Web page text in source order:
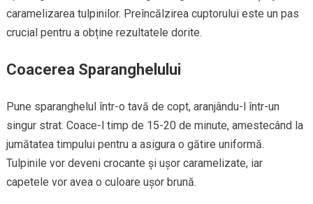
caramelizarea tulpinilor. Preîncălzirea cuptorului este un pas
crucial pentru a obține rezultatele dorite.
Coacerea Sparanghelului
Pune sparanghelul într-o tavă de copt, aranjându-l într-un
singur strat. Coace-l timp de 15-20 de minute, amestecând la
jumătatea timpului pentru a asigura o gătire uniformă.
Tulpinile vor deveni crocante și ușor caramelizate, iar
capetele vor avea o culoare ușor brună.